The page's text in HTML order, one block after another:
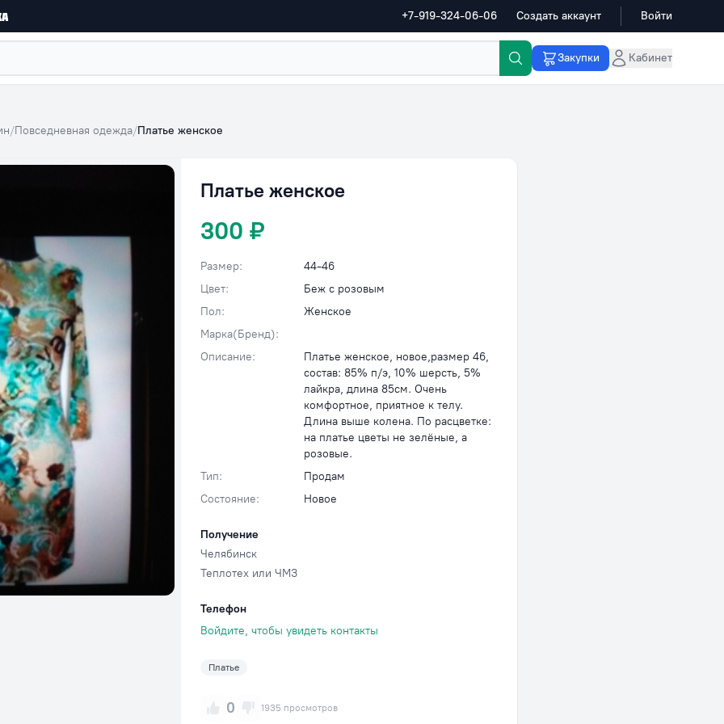
+7-919-324-06-06 Создать аккаунт Войти
Закупки Кабинет
/Повседневная одежда/Платье женское
Платье женское
300 ₽
Размер:
44-46
Цвет:
Беж с розовым
Пол:
Женское
Марка(Бренд):
Описание:
Платье женское, новое,размер 46,
состав: 85% п/э, 10% шерсть, 5%
лайкра, длина 85см. Очень
комфортное, приятное к телу.
Длина выше колена. По расцветке:
на платье цветы не зелёные, а
розовые.
Тип:
Продам
Состояние:
Новое
Получение
Челябинск
Теплотех или ЧМЗ
Телефон
Войдите, чтобы увидеть контакты
Платье
0 1935 просмотров